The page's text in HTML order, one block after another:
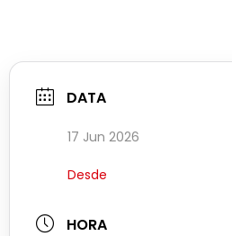
DATA
17 Jun 2026
Desde
HORA